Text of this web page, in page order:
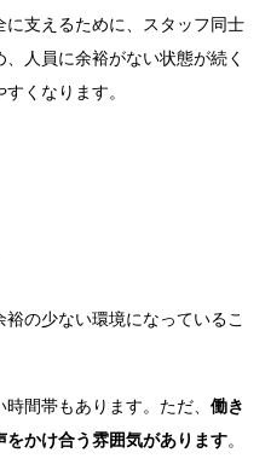
支えるために、スタッフ同士
人員に余裕がない状態が続く
くなります。
の少ない環境になっているこ
間帯もあります。ただ、 働き
かけ合う雰囲気があります。